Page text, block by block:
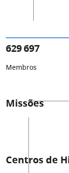
629 697
Membros
Missões
Centros de